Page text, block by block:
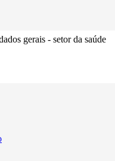
gerais - setor da saúde